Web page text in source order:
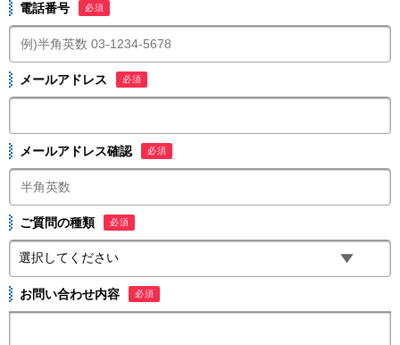
電話番号 必須
メールアドレス 必須
メールアドレス確認 必須
ご質問の種類 必須
お問い合わせ内容 必須